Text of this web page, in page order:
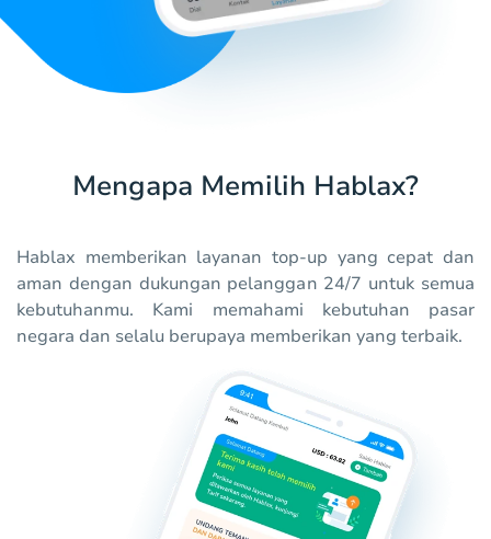
Mengapa Memilih Hablax?
Hablax memberikan layanan top-up yang cepat dan
aman dengan dukungan pelanggan 24/7 untuk semua
kebutuhanmu. Kami memahami kebutuhan pasar
negara dan selalu berupaya memberikan yang terbaik.